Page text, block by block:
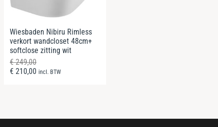
Wiesbaden Nibiru Rimless
verkort wandcloset 48cm+
softclose zitting wit
€249,00
€ 210,00 incl. BTW